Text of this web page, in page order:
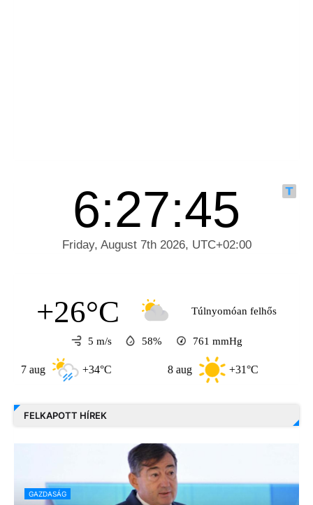
+26°C Túlnyomóan felhős
5 m/s 58% 761 mmHg
+34°C +31°C
FELKAPOTT HÍREK
GAZDASÁG